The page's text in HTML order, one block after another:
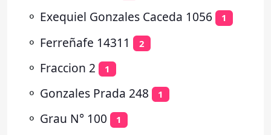
⚬ Exequiel Gonzales Caceda 1056 1
⚬ Ferreñafe 14311 2
⚬ Fraccion 2 1
⚬ Gonzales Prada 248 1
⚬ Grau N° 100 1